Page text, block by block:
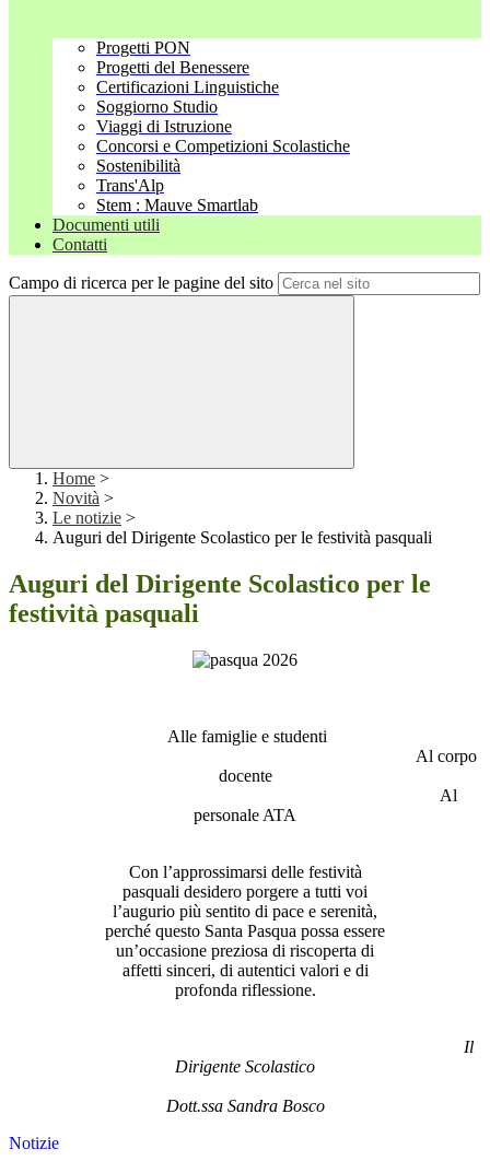
Progetti PON
Progetti del Benessere
Certificazioni Linguistiche
Soggiorno Studio
Viaggi di Istruzione
Concorsi e Competizioni Scolastiche
Sostenibilità
Trans'Alp
Stem : Mauve Smartlab
Documenti utili
Contatti
Campo di ricerca per le pagine del sito
Home >
Novità >
Le notizie >
Auguri del Dirigente Scolastico per le festività pasquali
Auguri del Dirigente Scolastico per le
festività pasquali
Alle famiglie e studenti
Al corpo
docente
Al
personale ATA
Con l’approssimarsi delle festività
pasquali desidero porgere a tutti voi
l’augurio più sentito di pace e serenità,
perché questo Santa Pasqua possa essere
un’occasione preziosa di riscoperta di
affetti sinceri, di autentici valori e di
profonda riflessione.
Il
Dirigente Scolastico
Dott.ssa Sandra Bosco
Notizie